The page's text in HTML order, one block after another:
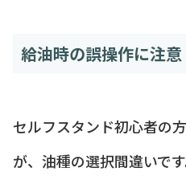
給油時の誤操作に注意
セルフスタンド初心者の
が、油種の選択間違いです